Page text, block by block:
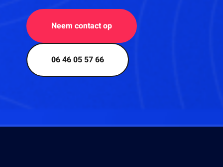
Neem contact op
06 46 05 57 66